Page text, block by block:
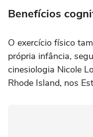
Benefícios
O exercício físico
própria infância,
cinesiologia Nicole
Rhode Island, nos